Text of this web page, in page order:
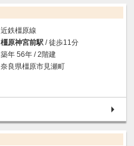
近鉄橿原線
橿原神宮前駅 / 徒歩11分
築年 56年 / 2階建
奈良県橿原市見瀬町